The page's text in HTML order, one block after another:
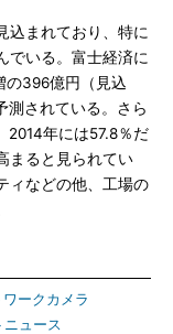
込まれており、特に
でいる。富士経済に
の396億円（見込
測されている。さら
2014年には57.8％だ
まると見られてい
ィなどの他、工場の
ークカメラ
ュース